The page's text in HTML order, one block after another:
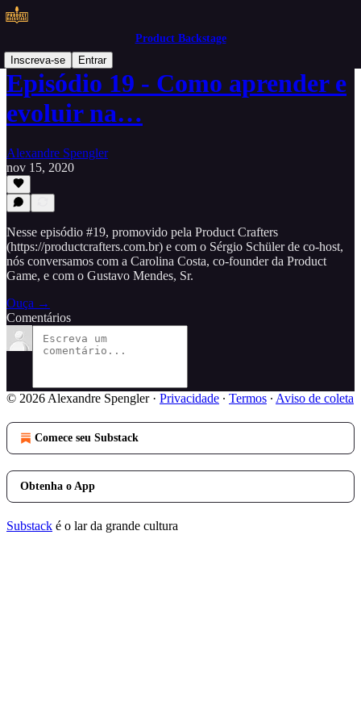
Product Backstage
Inscreva-se
Entrar
Episódio 19 - Como aprender e
evoluir na…
Alexandre Spengler
nov 15, 2020
Nesse episódio #19, promovido pela Product Crafters
(https://productcrafters.com.br) e com o Sérgio Schüler de co-host,
nós conversamos com a Carolina Costa, co-founder da Product
Game, e com o Gustavo Mendes, Sr.
Ouça →
Comentários
© 2026 Alexandre Spengler· Privacidade ∙ Termos ∙ Aviso de coleta
Comece seu Substack
Obtenha o App
Substack é o lar da grande cultura